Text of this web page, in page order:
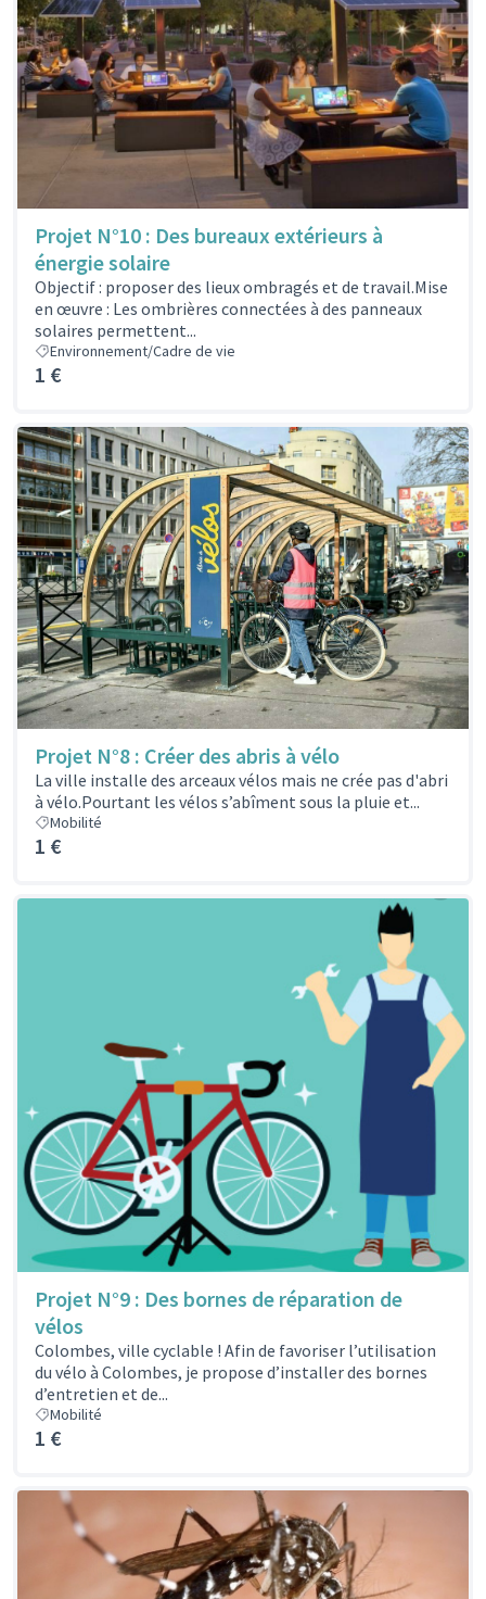
Projet N°10 : Des bureaux extérieurs à
énergie solaire
Objectif : proposer des lieux ombragés et de travail.Mise
en œuvre : Les ombrières connectées à des panneaux
solaires permettent...
Environnement/Cadre de vie
1 €
Projet N°8 : Créer des abris à vélo
La ville installe des arceaux vélos mais ne crée pas d'abri
à vélo.Pourtant les vélos s’abîment sous la pluie et...
Mobilité
1 €
Projet N°9 : Des bornes de réparation de
vélos
Colombes, ville cyclable ! Afin de favoriser l’utilisation
du vélo à Colombes, je propose d’installer des bornes
d’entretien et de...
Mobilité
1 €